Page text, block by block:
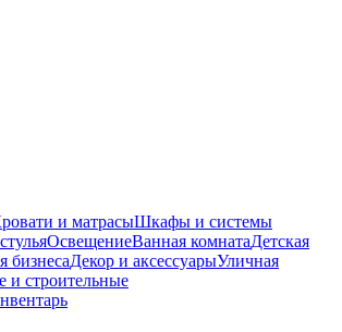
и матрасыШкафы и системы
ОсвещениеВанная комнатаДетская
бизнесаДекор и аксессуарыУличная
и строительные